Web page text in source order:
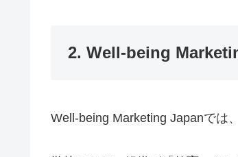
2. Well-being
Well-being Marketing Japanでは